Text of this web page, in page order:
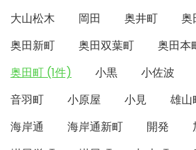
大山松木
岡田 奥井町
奥
奥田新町
奥田双葉町
奥田本
奥田町 (1件)
小黒 小佐波
音羽町
小原屋 小見 雄山
海岸通
海岸通新町 開発